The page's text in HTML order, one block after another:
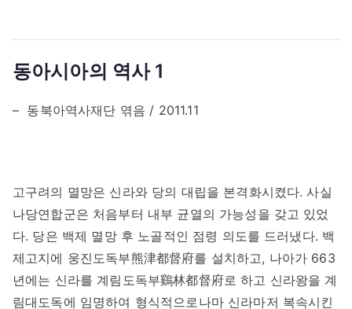
동아시아의 역사 1
– 동북아역사재단 엮음 / 2011.11
고구려의 멸망은 신라와 당의 대립을 본격화시켰다. 사실
나당연합군은 처음부터 내부 균열의 가능성을 갖고 있었
다. 당은 백제 멸망 후 노골적인 점령 의도를 드러냈다. 백
제고지에 웅진도독부熊津都督府를 설치하고, 나아가 663
년에는 신라를 계림도독부鷄林都督府로 하고 신라왕을 계
림대도독에 임명하여 형식적으로나마 신라마저 복속시킨